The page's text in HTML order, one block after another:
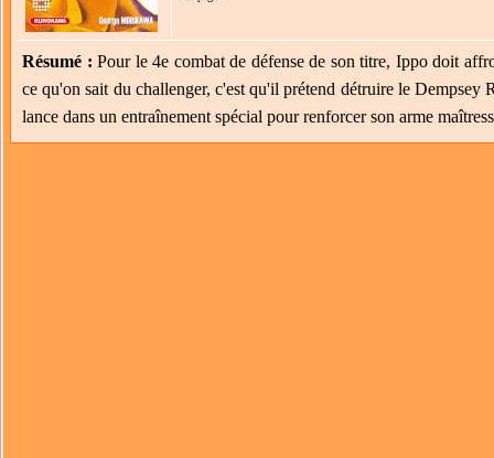
Résumé : Pour le 4e combat de défense de son titre, Ippo doit
ce qu'on sait du challenger, c'est qu'il prétend détruire le
lance dans un entraînement spécial pour renforcer son arme